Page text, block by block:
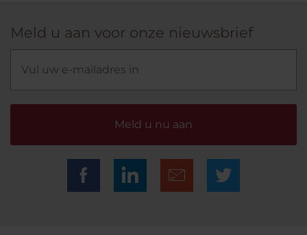
Meld u aan voor onze nieuwsbrief
Meld u nu aan